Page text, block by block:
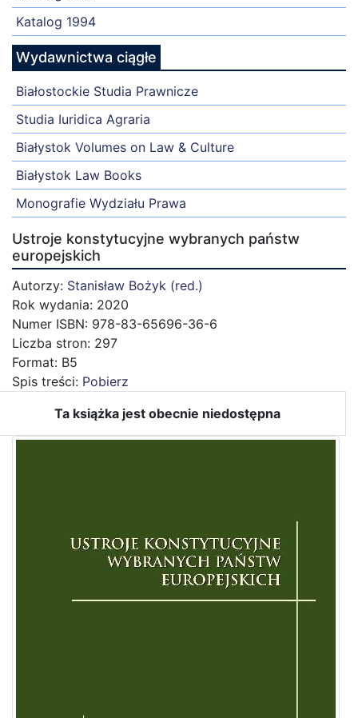
Katalog 1994
Wydawnictwa ciągłe
Białostockie Studia Prawnicze
Studia Iuridica Agraria
Białystok Volumes on Law & Culture
Białystok Law Books
Monografie Wydziału Prawa
Ustroje konstytucyjne wybranych państw
europejskich
Autorzy: Stanisław Bożyk (red.)
Rok wydania: 2020
Numer ISBN: 978-83-65696-36-6
Liczba stron: 297
Format: B5
Spis treści: Pobierz
Ta książka jest obecnie niedostępna